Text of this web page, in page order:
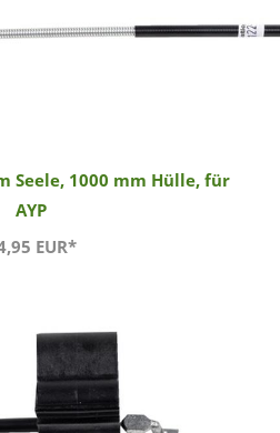
Seele, 1000 mm Hülle, für
AYP
EUR*